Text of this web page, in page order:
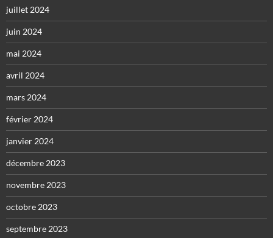
juillet 2024
juin 2024
mai 2024
avril 2024
mars 2024
février 2024
janvier 2024
décembre 2023
novembre 2023
octobre 2023
septembre 2023